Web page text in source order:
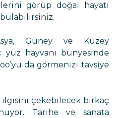
görüp doğal hayatı
bulabilirsiniz.
Güney ve Kuzey
hayvanı bünyesinde
da görmenizi tavsiye
ilgisini çekebilecek birkaç
Tarihe ve sanata